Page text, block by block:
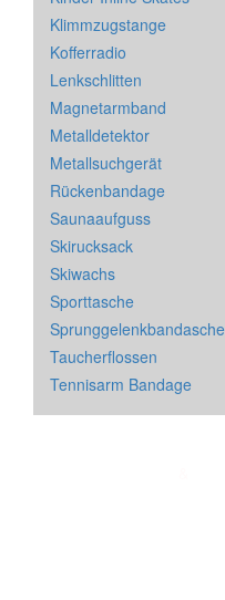
Klimmzugstange
Kofferradio
Lenkschlitten
Magnetarmband
Metalldetektor
Metallsuchgerät
Rückenbandage
Saunaaufguss
Skirucksack
Skiwachs
Sporttasche
Sprunggelenkbandasche
Taucherflossen
Tennisarm Bandage